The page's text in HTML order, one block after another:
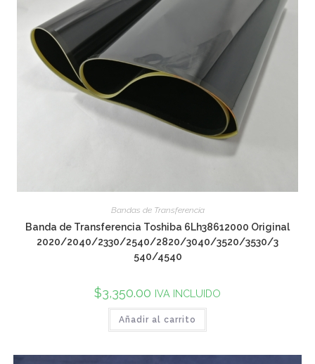
Bandas de Transferencia
Banda de Transferencia Toshiba 6Lh38612000 Original
2020/2040/2330/2540/2820/3040/3520/3530/3
540/4540
$3,350.00 IVA INCLUIDO
Añadir al carrito